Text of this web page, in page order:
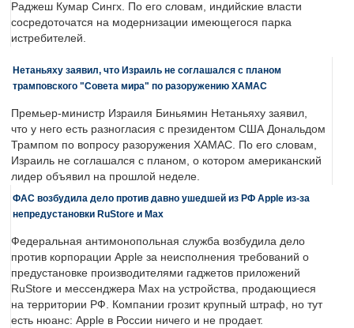
Раджеш Кумар Сингх. По его словам, индийские власти
сосредоточатся на модернизации имеющегося парка
истребителей.
Нетаньяху заявил, что Израиль не соглашался с планом
трамповского "Совета мира" по разоружению ХАМАС
Премьер-министр Израиля Биньямин Нетаньяху заявил,
что у него есть разногласия с президентом США Дональдом
Трампом по вопросу разоружения ХАМАС. По его словам,
Израиль не соглашался с планом, о котором американский
лидер объявил на прошлой неделе.
ФАС возбудила дело против давно ушедшей из РФ Apple из-за
непредустановки RuStore и Max
Федеральная антимонопольная служба возбудила дело
против корпорации Apple за неисполнения требований о
предустановке производителями гаджетов приложений
RuStore и мессенджера Max на устройства, продающиеся
на территории РФ. Компании грозит крупный штраф, но тут
есть нюанс: Apple в России ничего и не продает.